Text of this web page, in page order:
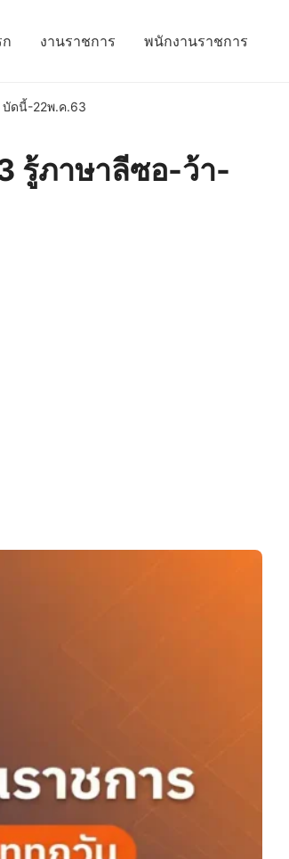
งานราชการ พนักงานราชการ
บัดนี้-22พ.ค.63
รู้ภาษาลีซอ-ว้า-